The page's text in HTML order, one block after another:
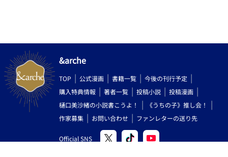
&arche
TOP 公式漫画 書籍一覧
今後の刊行予定
購入特典情報
著者一覧 投稿小説
投稿漫画
樋口美沙緒の小説書こうよ！
《うちの子》推し会！
作家募集
お問い合わせ ファンレターの送り先
Official SNS